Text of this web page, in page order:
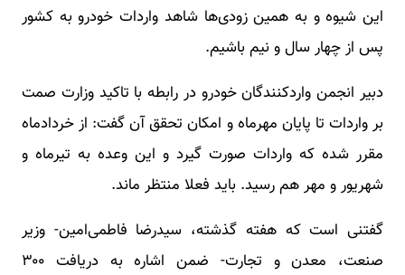
این شیوه و به همین زودی‌ها شاهد واردات خودرو به کشور
پس از چهار سال و نیم باشیم.
دبیر انجمن واردکنندگان خودرو در رابطه با تاکید وزارت صمت
بر واردات تا پایان مهرماه و امکان تحقق آن گفت: از خردادماه
مقرر شده که واردات صورت گیرد و این وعده به تیرماه و
شهریور و مهر هم رسید. باید فعلا منتظر ماند.
گفتنی است که هفته گذشته، سیدرضا فاطمی‌امین- وزیر
صنعت، معدن و تجارت- ضمن اشاره به دریافت ۳۰۰